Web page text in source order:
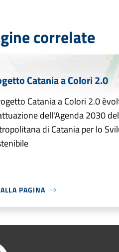
correlate
Catania a Colori 2.0
Catania a Colori 2.0
dell'Agenda 2030
di Catania per lo
PAGINA